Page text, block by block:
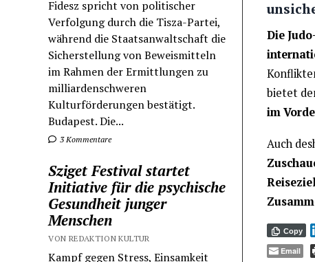
Fidesz spricht von politischer
Verfolgung durch die Tisza-Partei,
während die Staatsanwaltschaft die
Sicherstellung von Beweismitteln
im Rahmen der Ermittlungen zu
milliardenschweren
Kulturförderungen bestätigt.
Budapest. Die...
3 Kommentare
Sziget Festival startet
Initiative für die psychische
Gesundheit junger
Menschen
VON REDAKTION KULTUR
Kampf gegen Stress, Einsamkeit
Die
bietet
im
Auch
Copy
Email